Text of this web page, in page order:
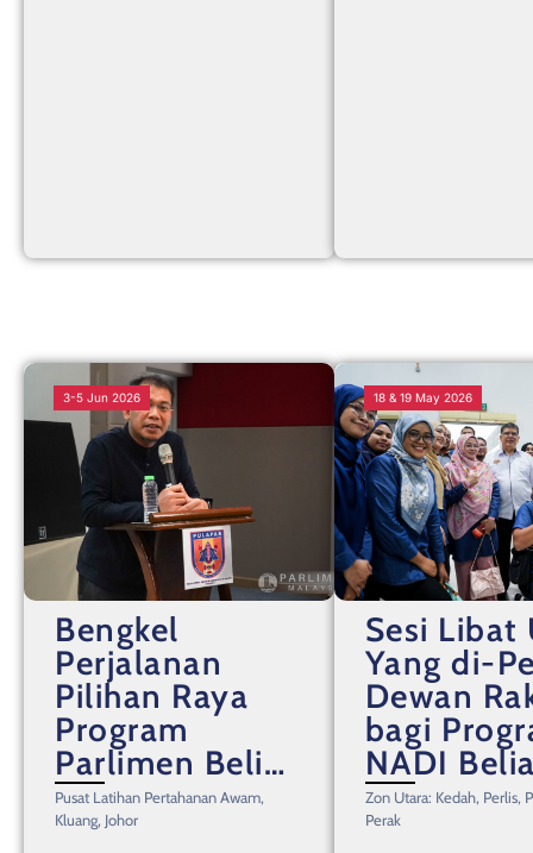
3-5 Jun 2026
Bengkel
Perjalanan
Pilihan Raya
Program
Parlimen Belia
Malaysia di
PULAPAS
Pusat Latihan Pertahanan Awam,
Kluang, Johor
18 & 19 May 2026
Sesi Libat
Yang di-
Dewan
bagi
NADI
Dari
ke
Zon Utara: Kedah, Perlis,
Perak